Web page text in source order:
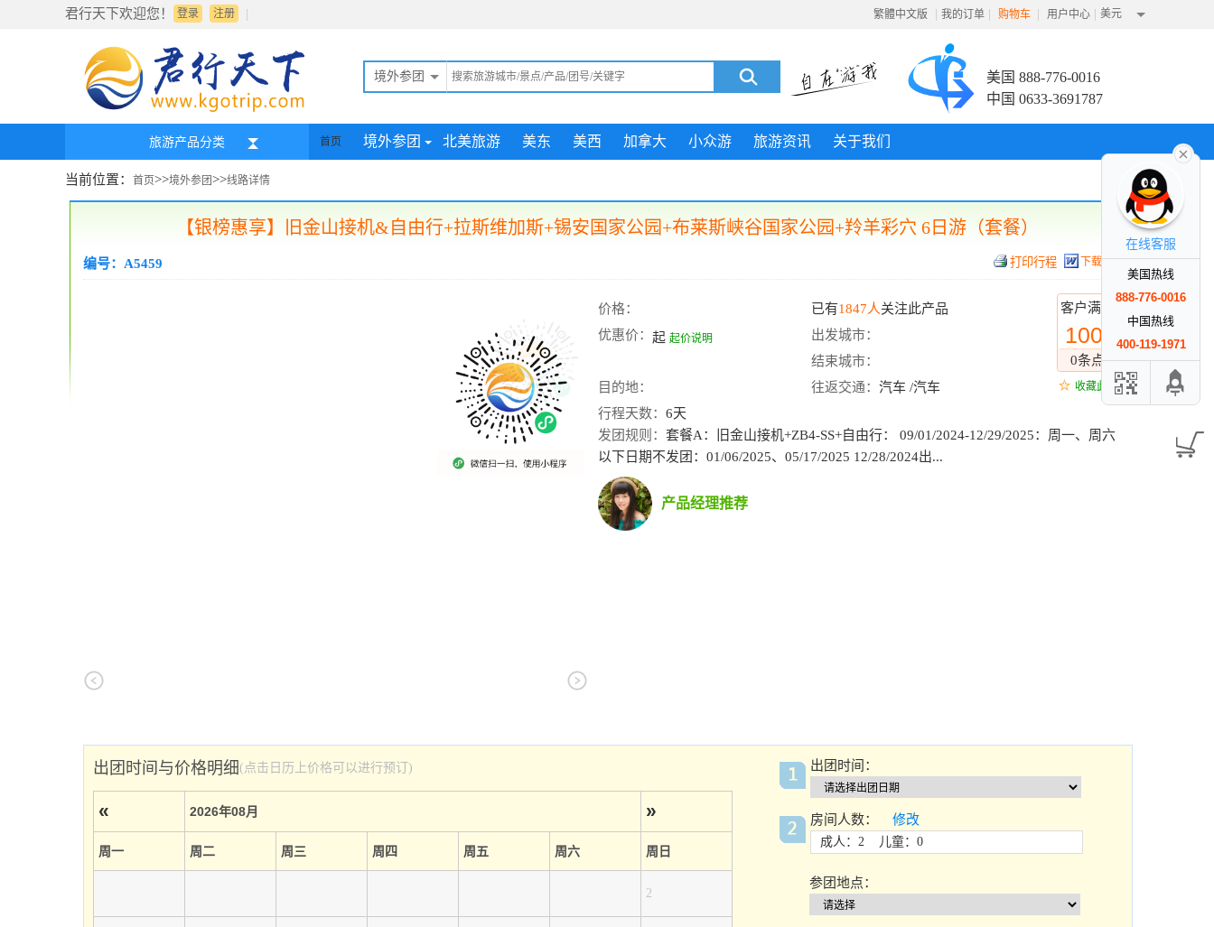
君行天下欢迎您！ 登录 |
注册 繁體中文版 | 我的订单 | 购物车 | 用户中心 | 美元
境外参团
美国 888-776-0016
中国 0633-3691787
旅游产品分类 首页 境外参团 北美旅游 美东 美西 加拿大 小众游 旅游资讯 关于我们
当前位置： 首页>>境外参团>>线路详情
【银榜惠享】旧金山接机&自由行+拉斯维加斯+锡安国家公园+布莱斯峡谷国家公园+羚羊彩穴 6日游（套餐）
编号：A5459 下载行程
客户满意度
100%
0条点评
收藏此线路
价格： 已有1847人关注此产品
优惠价： 起 起价说明
出发城市：
结束城市：
目的地：
往返交通： 汽车 /汽车
行程天数： 6天
发团规则： 套餐A：旧金山接机+ZB4-SS+自由行： 09/01/2024-12/29/2025：周一、周六
以下日期不发团：01/06/2025、05/17/2025 12/28/2024出...
产品经理推荐
出团时间与价格明细(点击日历上价格可以进行预订)
« 2026年08月 »
周一 周二 周三 周四 周五 周六 周日
2
出团时间：
房间人数： 修改
成人：2 儿童：0
参团地点：
在线客服
美国热线
888-776-0016
中国热线
400-119-1971